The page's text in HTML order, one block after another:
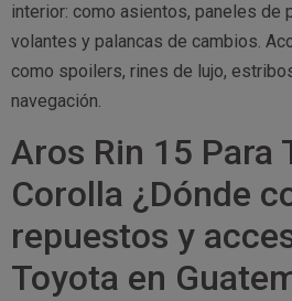
interior: como asientos, paneles de
volantes y palancas de cambios.
como spoilers, rines de lujo,
navegación.
Aros Rin 15 Para
Corolla ¿Dónde
repuestos y
Toyota en